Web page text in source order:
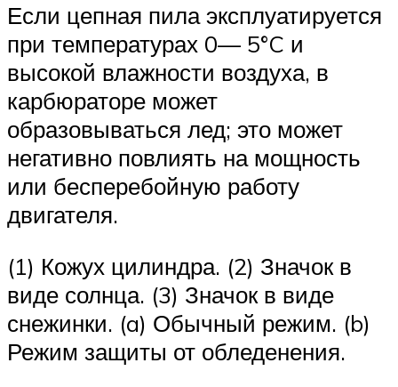
Если цепная пила эксплуатируется
при температурах 0— 5°C и
высокой влажности воздуха, в
карбюраторе может
образовываться лед; это может
негативно повлиять на мощность
или бесперебойную работу
двигателя.
(1) Кожух цилиндра. (2) Значок в
виде солнца. (3) Значок в виде
снежинки. (a) Обычный режим. (b)
Режим защиты от обледенения.